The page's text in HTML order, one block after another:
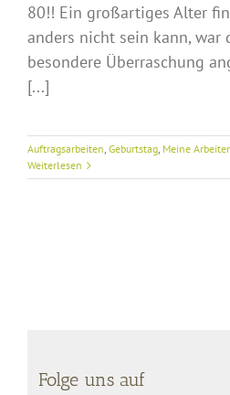
80!! Ein großartiges Alter
anders nicht sein kann, war
besondere Überraschung
[...]
Auftragsarbeiten, Geburtstag, Meine
Weiterlesen
Folge uns auf